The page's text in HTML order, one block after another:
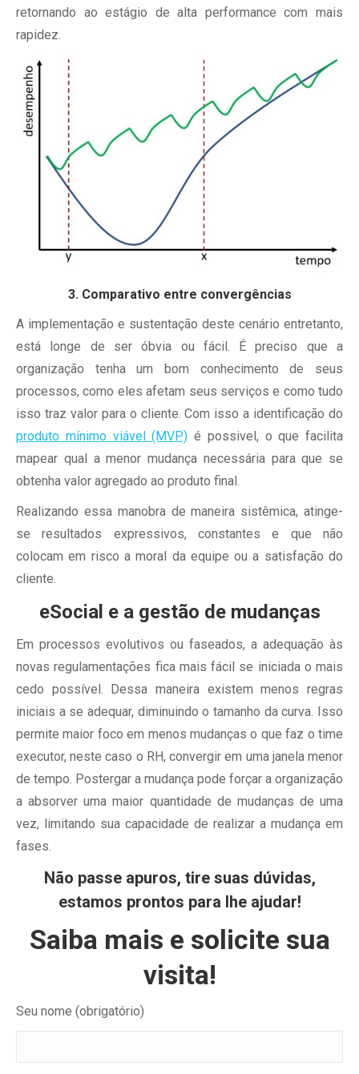
retornando ao estágio de alta performance com mais
rapidez.
3. Comparativo entre convergências
A implementação e sustentação deste cenário entretanto,
está longe de ser óbvia ou fácil. É preciso que a
organização tenha um bom conhecimento de seus
processos, como eles afetam seus serviços e como tudo
isso traz valor para o cliente. Com isso a identificação do
produto mínimo viável (MVP) é possivel, o que facilita
mapear qual a menor mudança necessária para que se
obtenha valor agregado ao produto final.
Realizando essa manobra de maneira sistêmica, atinge-
se resultados expressivos, constantes e que não
colocam em risco a moral da equipe ou a satisfação do
cliente.
eSocial e a gestão de mudanças
Em processos evolutivos ou faseados, a adequação às
novas regulamentações fica mais fácil se iniciada o mais
cedo possível. Dessa maneira existem menos regras
iniciais a se adequar, diminuindo o tamanho da curva. Isso
permite maior foco em menos mudanças o que faz o time
executor, neste caso o RH, convergir em uma janela menor
de tempo. Postergar a mudança pode forçar a organização
a absorver uma maior quantidade de mudanças de uma
vez, limitando sua capacidade de realizar a mudança em
fases.
Não passe apuros, tire suas dúvidas,
estamos prontos para lhe ajudar!
Saiba mais e solicite sua
visita!
Seu nome (obrigatório)